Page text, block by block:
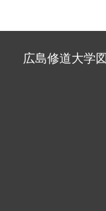
広島修道大学